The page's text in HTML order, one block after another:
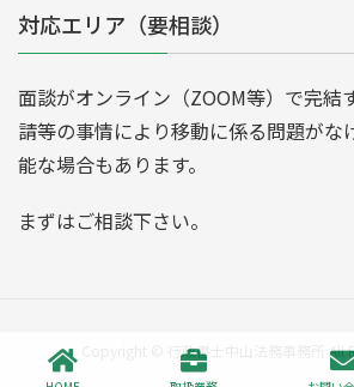
対応エリア（要相談）
面談がオンライン（ZOOM等）で完結
請等の事情により移動に係る問題がな
能な場合もあります。
まずはご相談下さい。
Copyright © 行政書士中山法務事務所 All